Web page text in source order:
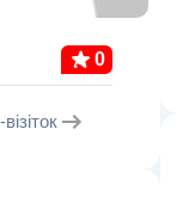
0